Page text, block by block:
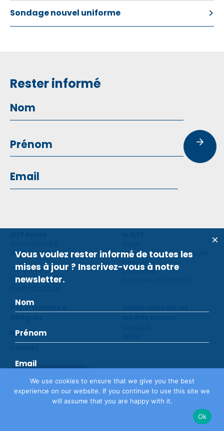
Sondage nouvel uniforme
We use cookies to ensure that we give you the best
experience on our website. If you continue to use this site we
will assume that you are happy with it.
Ok
Rester informé
1930 Zaventem
Tel: 02 660 59 11
Fax: 02 660 50 97
Violence contre des policiers
Avantages
Départements &
Nouvelles
Vous voulez rester informé de toutes les
mises à jour ? Inscrivez-vous à notre
newsletter.